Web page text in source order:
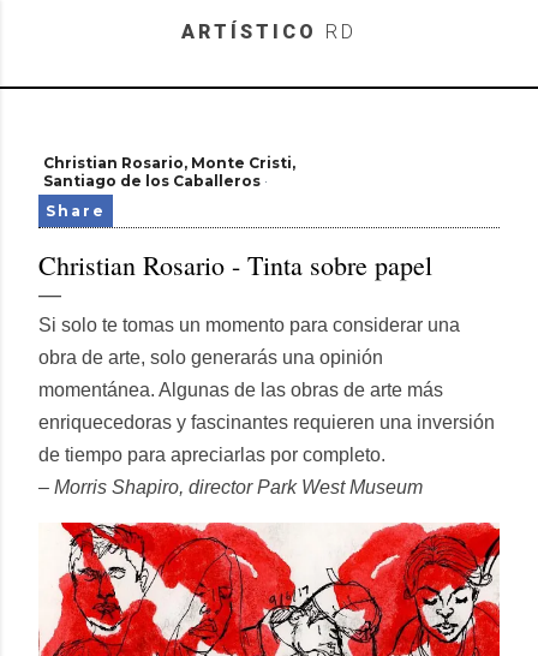
Skip to main content
ARTÍSTICO RD
Christian Rosario Monte Cristi
Santiago de los Caballeros
Share
Christian Rosario - Tinta sobre papel
Si solo te tomas un momento para considerar una
obra de arte, solo generarás una opinión
momentánea. Algunas de las obras de arte más
enriquecedoras y fascinantes requieren una inversión
de tiempo para apreciarlas por completo.
– Morris Shapiro, director Park West Museum